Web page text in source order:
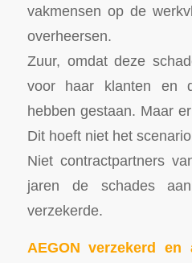
vakmensen op de
overheersen.
Zuur, omdat deze
voor haar klanten en
hebben gestaan. Maar
Dit hoeft niet het
Niet contractpartners
jaren de schades
verzekerde.
AEGON verzekerd